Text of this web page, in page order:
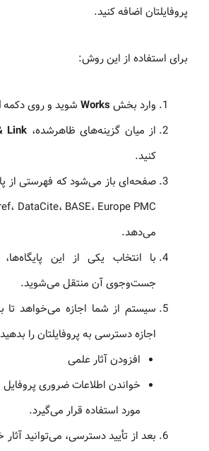
پروفایلتان اضافه کنید.
برای استفاده از این روش:
وارد بخش Works شوید و روی دکمه
از میان گزینه‌های ظاهرشده، Link
کنید.
صفحه‌ای باز می‌شود که فهرستی از
می‌دهد.
با انتخاب یکی از این
جست‌وجوی آن منتقل می‌شوید.
سیستم از شما اجازه می‌خواهد تا
اجازه دسترسی به پروفایلتان را
افزودن آثار علمی
خواندن اطلاعات ضروری پروفایل
مورد استفاده قرار می‌گیرد.
بعد از تأیید دسترسی، می‌توانید